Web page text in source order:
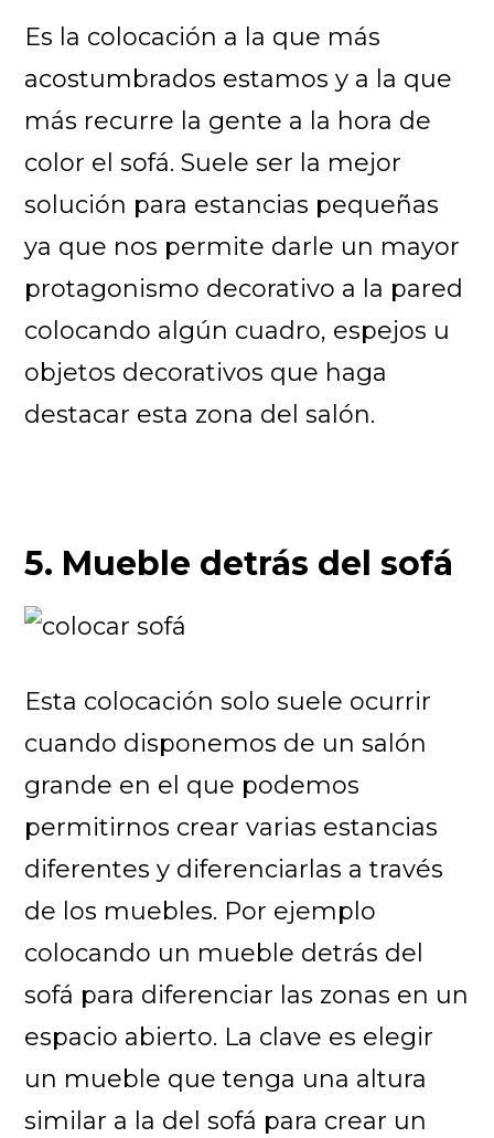
Es la colocación a la que más
acostumbrados estamos y a la que
más recurre la gente a la hora de
color el sofá. Suele ser la mejor
solución para estancias pequeñas
ya que nos permite darle un mayor
protagonismo decorativo a la pared
colocando algún cuadro, espejos u
objetos decorativos que haga
destacar esta zona del salón.
5. Mueble detrás del sofá
Esta colocación solo suele ocurrir
cuando disponemos de un salón
grande en el que podemos
permitirnos crear varias estancias
diferentes y diferenciarlas a través
de los muebles. Por ejemplo
colocando un mueble detrás del
sofá para diferenciar las zonas en un
espacio abierto. La clave es elegir
un mueble que tenga una altura
similar a la del sofá para crear un